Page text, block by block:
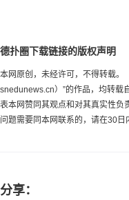
德扑圈下载链接的版权声明
本网原创，未经许可，不得转载。
snedunews.cn）”的作品，均转载
表本网赞同其观点和对其真实性负
问题需要同本网联系的，请在30日
分享：